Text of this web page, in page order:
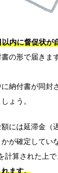
内に督促状が
の形で届きま
納付書が同封
ょう。
には延滞金（
が確定してい
計算された上
ます。